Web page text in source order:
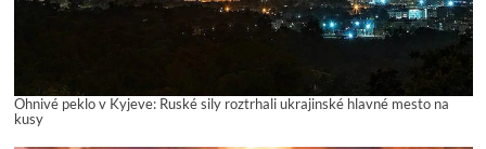
Ohnivé peklo v Kyjeve: Ruské sily roztrhali ukrajinské hlavné mesto na
kusy